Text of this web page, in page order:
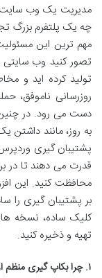
مدیریت یک وب سایت
چه یک پلتفرم بزرگ
مهم ترین این
تصور کنید وب سایتی
تولید کرده اید و
روزرسانی ناموفق،
دست می رود. در
به روز، مانند
پشتیبان گیری
قدرت می دهند تا در
محافظت کنید. این
بر پشتیبان گیری را
کلیک ساده، نسخه
تهیه و ذخیره کنید.
۱. چرا بکاپ گیری منظم از وردپرس یک ضرورت است؟ (فراتر از یک انتخاب)